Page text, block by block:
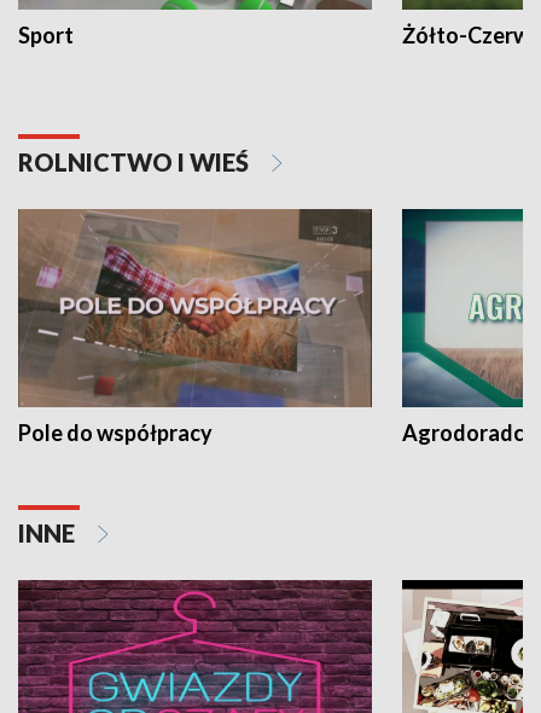
Sport Żółto-
ROLNICTWO I WIEŚ
Pole do współpracy Agrodoradcy
INNE